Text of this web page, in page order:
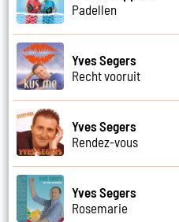
Padellen
Yves Segers
Recht vooruit
Yves Segers
Rendez-vous
Yves Segers
Rosemarie